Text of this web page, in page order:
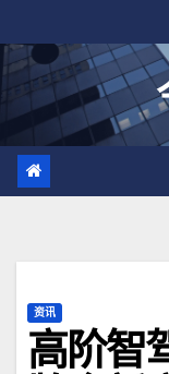
至
资讯
高阶智